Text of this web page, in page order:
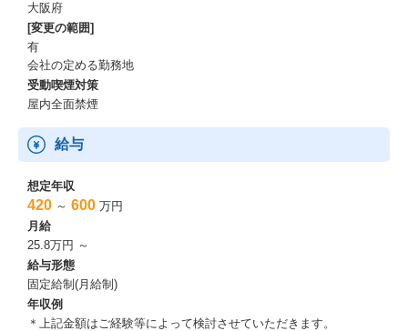
大阪府
[変更の範囲]
有
会社の定める勤務地
受動喫煙対策
屋内全面禁煙
給与
想定年収
420 ～ 600 万円
月給
25.8万円 ～
給与形態
固定給制(月給制)
年収例
＊上記金額はご経験等によって検討させていただきます。